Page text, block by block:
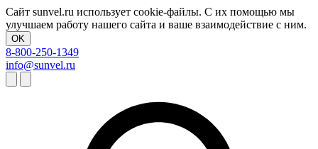
Сайт sunvel.ru использует cookie-файлы. С их помощью мы
улучшаем работу нашего сайта и ваше взаимодействие с ним.
OK
8-800-250-1349
info@sunvel.ru